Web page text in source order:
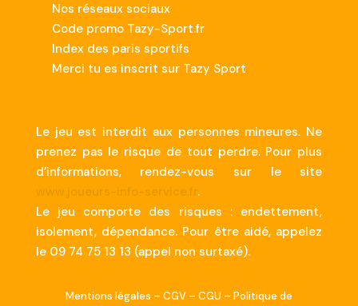
Nos réseaux sociaux
Code promo Tazy-Sport.fr
Index des paris sportifs
Merci tu es inscrit sur Tazy Sport
Le jeu est interdit aux personnes mineures. Ne
prenez pas le risque de tout perdre. Pour plus
d’informations, rendez-vous sur le site
www.joueurs-info-service.fr.
Le jeu comporte des risques : endettement,
isolement, dépendance. Pour être aidé, appelez
le 09 74 75 13 13 (appel non surtaxé).
Mentions légales – CGV– CGU – Politique de